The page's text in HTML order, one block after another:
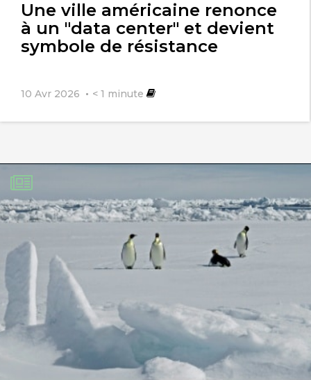
Une ville américaine renonce
à un "data center" et devient
symbole de résistance
10 Avr 2026 < 1 minute